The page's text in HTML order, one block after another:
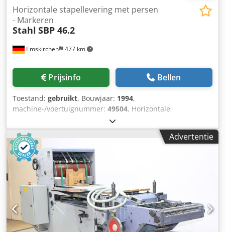
Emskirchen 477 km
Horizontale stapellevering met persen
- Markeren
Stahl SBP 46.2
Prijsinfo Bellen
Toestand: gebruikt, Bouwjaar: 1994,
machine-/voertuignummer: 49504, Horizontale
stapellevering met persen - Merken Stahl SBP 46.2Jaar
1994 - Serienr. 49504/94-218513 Online-Video-Inspectie via
Skype-Video Wij verheugen ons op uw bezoek - meer
machines op voorraad Onmiddellijk beschikbaar - Kan
geïnspecteerd worden Crodpfx Ansh Ax S Djksf Op
voorraad Emskirchen / Neurenberg - Kan getest worden
Advertentie